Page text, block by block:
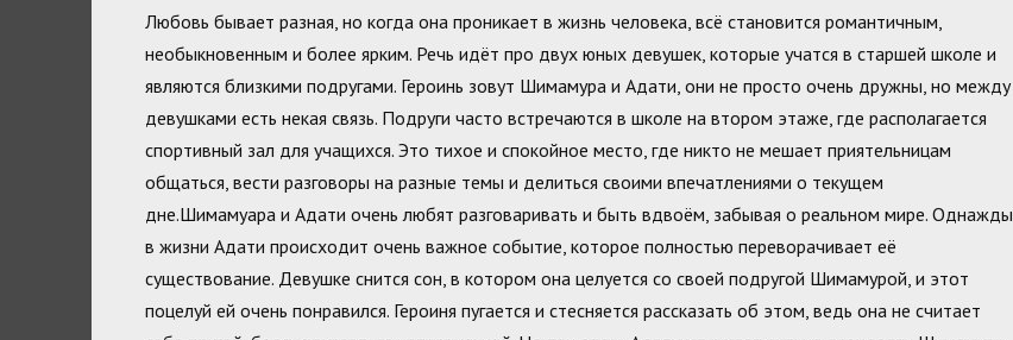
Любовь бывает разная, но когда она проникает в жизнь человека, всё становится романтичным,
необыкновенным и более ярким. Речь идёт про двух юных девушек, которые учатся в старшей школе и
являются близкими подругами. Героинь зовут Шимамура и Адати, они не просто очень дружны, но между
девушками есть некая связь. Подруги часто встречаются в школе на втором этаже, где располагается
спортивный зал для учащихся. Это тихое и спокойное место, где никто не мешает приятельницам
общаться, вести разговоры на разные темы и делиться своими впечатлениями о текущем
дне.Шимамуара и Адати очень любят разговаривать и быть вдвоём, забывая о реальном мире. Однажды
в жизни Адати происходит очень важное событие, которое полностью переворачивает её
существование. Девушке снится сон, в котором она целуется со своей подругой Шимамурой, и этот
поцелуй ей очень понравился. Героиня пугается и стесняется рассказать об этом, ведь она не считает